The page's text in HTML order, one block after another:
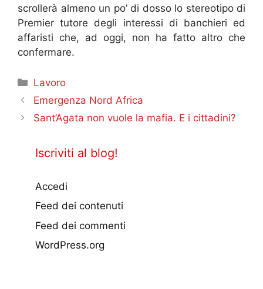
scrollerà almeno un po’ di dosso lo stereotipo di
Premier tutore degli interessi di banchieri ed
affaristi che, ad oggi, non ha fatto altro che
confermare.
Categorie
Lavoro
Emergenza Nord Africa
Sant’Agata non vuole la mafia. E i cittadini?
Iscriviti al blog!
Accedi
Feed dei contenuti
Feed dei commenti
WordPress.org